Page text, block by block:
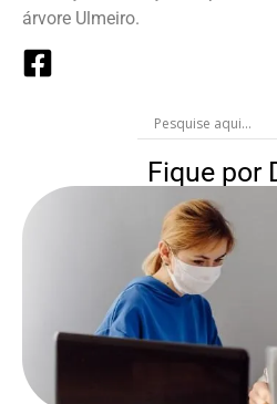
árvore Ulmeiro.
Fique por